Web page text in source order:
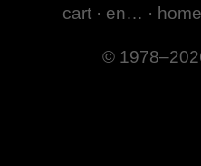
cart · en… · home
©